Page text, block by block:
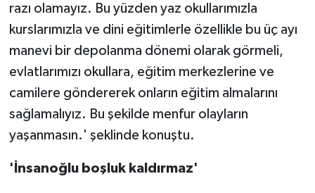
razı olamayız. Bu yüzden yaz okullarımızla
kurslarımızla ve dini eğitimlerle özellikle bu üç ayı
manevi bir depolanma dönemi olarak görmeli,
evlatlarımızı okullara, eğitim merkezlerine ve
camilere göndererek onların eğitim almalarını
sağlamalıyız. Bu şekilde menfur olayların
yaşanmasın.' şeklinde konuştu.
'İnsanoğlu boşluk kaldırmaz'